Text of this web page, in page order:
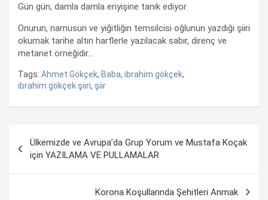
Gün gün, damla damla eriyişine tanık ediyor.
Onurun, namusun ve yiğitliğin temsilcisi oğlunun yazdığı şiiri
okumak tarihe altın harflerle yazılacak sabır, direnç ve
metanet örneğidir…
Tags: Ahmet Gökçek, Baba, ibrahim gökçek,
ibrahim gökçek şiiri, şiir
Yazı
dolaşımı
Ülkemizde ve Avrupa’da Grup Yorum ve Mustafa Koçak
için YAZILAMA VE PULLAMALAR
Korona Koşullarında Şehitleri Anmak